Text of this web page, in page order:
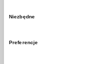
Niezbędne
Preferencje
Dodatkowo
podziemnej kaplicy.